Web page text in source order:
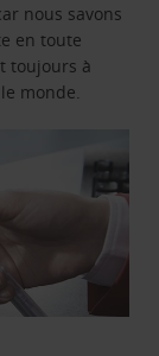
nous savons
en toute
toujours à
monde.